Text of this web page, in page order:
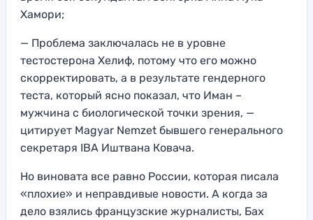
Хамори;
— Проблема заключалась не в уровне
тестостерона Хелиф, потому что его можно
скорректировать, а в результате гендерного
теста, который ясно показал, что Иман –
мужчина с биологической точки зрения, —
цитирует Magyar Nemzet бывшего генерального
секретаря IBA Иштвана Ковача.
Но виновата все равно России, которая писала
«плохие» и неправдивые новости. А когда за
дело взялись французские журналисты, Бах